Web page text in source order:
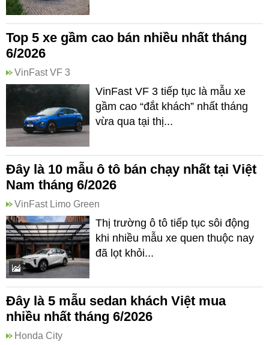
Top 5 xe gầm cao bán nhiều nhất tháng
6/2026
VinFast VF 3
VinFast VF 3 tiếp tục là mẫu xe
gầm cao “đắt khách” nhất tháng
vừa qua tại thị...
Đây là 10 mẫu ô tô bán chạy nhất tại Việt
Nam tháng 6/2026
VinFast Limo Green
Thị trường ô tô tiếp tục sôi động
khi nhiều mẫu xe quen thuộc nay
đã lọt khỏi...
Đây là 5 mẫu sedan khách Việt mua
nhiều nhất tháng 6/2026
Honda City